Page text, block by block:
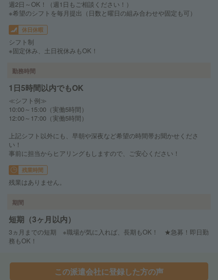
週2日～OK！（週1日もご相談ください！）
※希望のシフトを毎月提出（日数と曜日の組み合わせや固定も可）
休日休暇
シフト制
※固定休み、土日祝休みもOK！
勤務時間
1日5時間以内でもOK
≪シフト例≫
10:00～15:00（実働5時間）
12:00～17:00（実働5時間）
上記シフト以外にも、早朝や深夜など希望の時間帯お聞かせくださ
い！
事前に担当からヒアリングもしますので、ご安心ください！
残業時間
残業はありません。
期間
短期（3ヶ月以内）
3ヵ月までの短期 ※職場が気に入れば、長期もOK！ ★急募！即日勤
務もOK！
この派遣会社に登録した方の声